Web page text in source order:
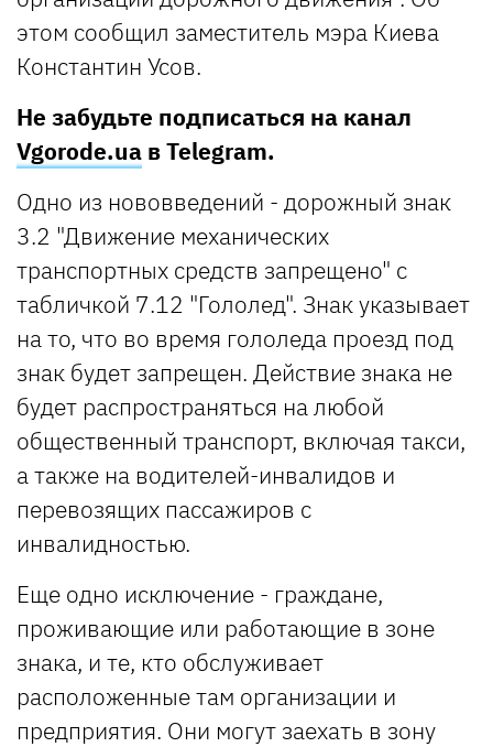
этом сообщил заместитель мэра Киева
Константин Усов.
Не забудьте подписаться на канал
Vgorode.ua в Telegram.
Одно из нововведений - дорожный знак
3.2 "Движение механических
транспортных средств запрещено" с
табличкой 7.12 "Гололед". Знак указывает
на то, что во время гололеда проезд под
знак будет запрещен. Действие знака не
будет распространяться на любой
общественный транспорт, включая такси,
а также на водителей-инвалидов и
перевозящих пассажиров с
инвалидностью.
Еще одно исключение - граждане,
проживающие или работающие в зоне
знака, и те, кто обслуживает
расположенные там организации и
предприятия. Они могут заехать в зону